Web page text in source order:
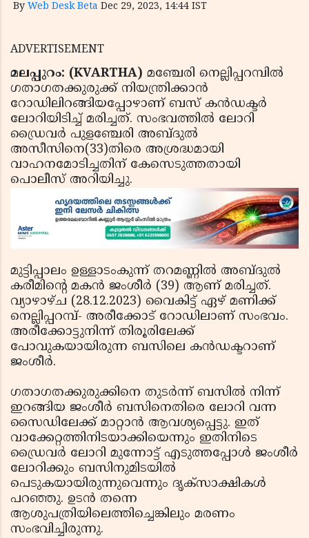
By Web Desk Beta Dec 29, 2023, 14:44 IST
ADVERTISEMENT
മലപ്പുറം: (KVARTHA) മഞ്ചേരി നെല്ലിപ്പറമ്പില്‍
ഗതാഗതക്കുരുക്ക് നിയന്ത്രിക്കാന്‍
റോഡിലിറങ്ങിയപ്പോഴാണ് ബസ് കന്‍ഡക്ടര്‍
ലോറിയിടിച്ച് മരിച്ചത്. സംഭവത്തില്‍ ലോറി
ഡ്രൈവര്‍ പുളഞ്ചേരി അബ്ദുല്‍
അസീസിനെ(33)തിരെ അശ്രദ്ധമായി
വാഹനമോടിച്ചതിന് കേസെടുത്തതായി
പൊലീസ് അറിയിച്ചു.
മുട്ടിപ്പാലം ഉള്ളാടംകുന്ന് തറമണ്ണില്‍ അബ്ദുല്‍
കരീമിന്റെ മകന്‍ ജംശീര്‍ (39) ആണ് മരിച്ചത്.
വ്യാഴാഴ്ച (28.12.2023) വൈകിട്ട് ഏഴ് മണിക്ക്
നെല്ലിപ്പറമ്പ്- അരീക്കോട് റോഡിലാണ് സംഭവം.
അരീക്കോട്ടുനിന്ന് തിരൂരിലേക്ക്
പോവുകയായിരുന്ന ബസിലെ കന്‍ഡക്ടറാണ്
ജംശീര്‍.
ഗതാഗതക്കുരുക്കിനെ തുടര്‍ന്ന് ബസില്‍ നിന്ന്
ഇറങ്ങിയ ജംശീര്‍ ബസിനെതിരെ ലോറി വന്ന
സൈഡിലേക്ക് മാറ്റാന്‍ ആവശ്യപ്പെട്ടു. ഇത്
വാക്കേറ്റത്തിനിടയാക്കിയെന്നും ഇതിനിടെ
ഡ്രൈവര്‍ ലോറി മുന്നോട്ട് എടുത്തപ്പോള്‍ ജംശീര്‍
ലോറിക്കും ബസിനുമിടയില്‍
പെടുകയായിരുന്നുവെന്നും ദൃക്‌സാക്ഷികള്‍
പറഞ്ഞു. ഉടന്‍ തന്നെ
ആശുപത്രിയിലെത്തിച്ചെങ്കിലും മരണം
സംഭവിച്ചിരുന്നു.